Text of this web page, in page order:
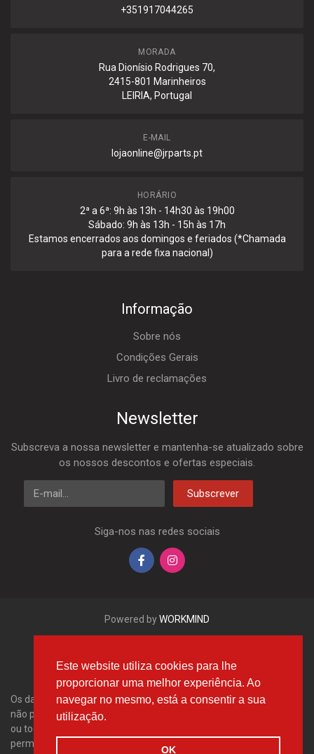
Este website utiliza cookies para lhe
proporcionar uma melhor experiência. Ao
navegar no mesmo, está a consentir a sua
utilização.
OK
+351917044265
MORADA
Rua Dionísio Rodrigues 70,
2415-801 Marinheiros
LEIRIA, Portugal
E-MAIL
lojaonline@jrparts.pt
HORÁRIO
2ª a 6ª: 9h às 13h - 14h30 às 19h00
Sábado: 9h às 13h - 15h às 17h
Estamos encerrados aos domingos e feriados (*Chamada
para a rede fixa nacional)
Informação
Sobre nós
Condições Gerais
Livro de reclamações
Newsletter
Subscreva a nossa newsletter e mantenha-se atualizado sobre
os nossos descontos e ofertas especiais.
E-mail
Subscrever
Siga-nos nas redes sociais
Powered byWORKMIND
Os dados aqui apresentados, em especial a base de dados inteira,
não podem ser copiados. É proibido reproduzir, distribuir os dados
ou toda a base de dados sem a autorização da Tecdoc e/ou
permitir que tais acções sejam efetuadas por terceiros. Qualquer